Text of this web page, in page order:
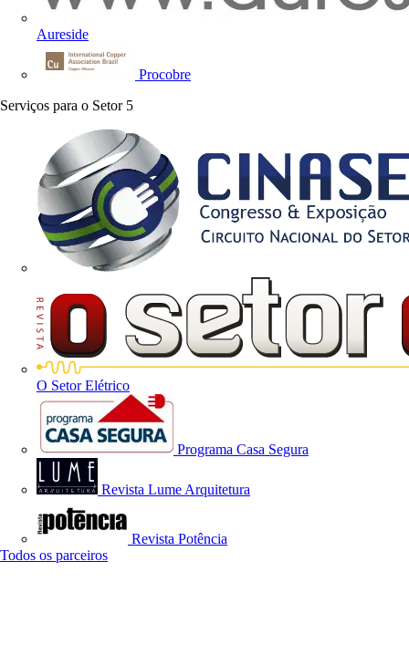
Aureside
Procobre
Serviços para o Setor 5
O Setor Elétrico
Programa Casa Segura
Revista Lume Arquitetura
Revista Potência
Todos os parceiros